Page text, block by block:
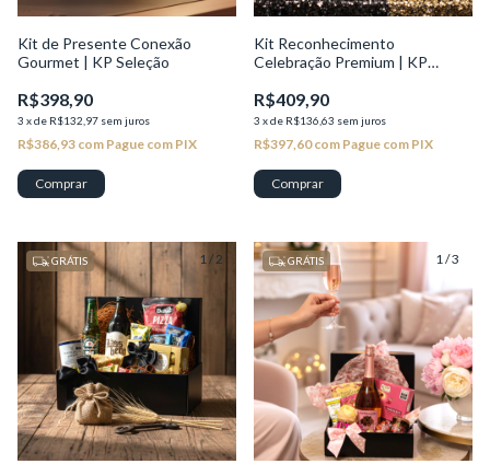
Kit de Presente Conexão
Gourmet | KP Seleção
R$398,90
3 xde R$132,97 sem juros
R$386,93 com Pague com PIX
Kit Reconhecimento
Celebração Premium | KP
R$409,90
3 xde R$136,63 sem juros
R$397,60com Pague com PIX
1/2
GRÁTIS 1/3
GRÁTIS